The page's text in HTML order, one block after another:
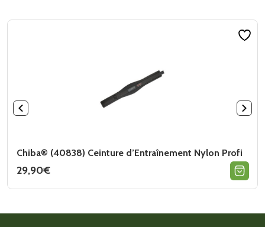
Chiba® (40838) Ceinture d’Entraînement Nylon Profi
29,90€
produit
plusieurs